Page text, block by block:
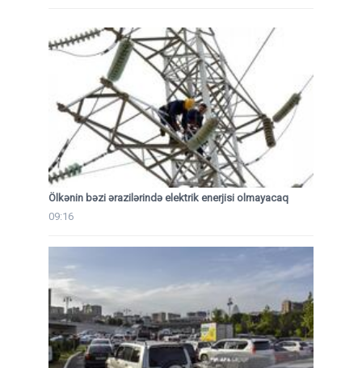
Ölkənin bəzi ərazilərində elektrik enerjisi olmayacaq
09:16